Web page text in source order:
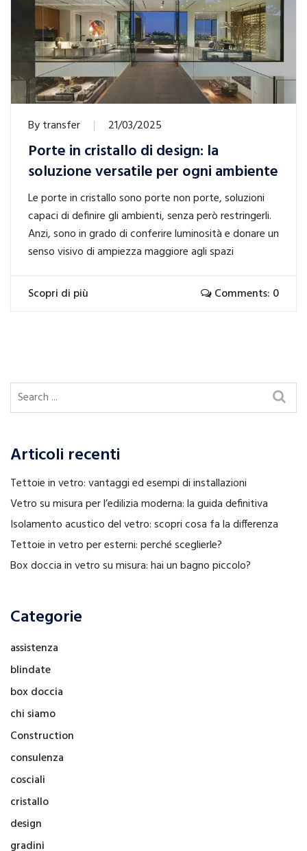
Bytransfer 21/03/2025
Porte in cristallo di design: la
soluzione versatile per ogni ambiente
Le porte in cristallo sono porte non porte, soluzioni
capaci di definire gli ambienti, senza però restringerli.
Anzi, sono in grado di conferire luminosità e donare un
senso visivo di ampiezza maggiore agli spazi
Scopri di più Comments: 0
Articoli recenti
Tettoie in vetro: vantaggi ed esempi di installazioni
Vetro su misura per l’edilizia moderna: la guida definitiva
Isolamento acustico del vetro: scopri cosa fa la differenza
Tettoie in vetro per esterni: perché sceglierle?
Box doccia in vetro su misura: hai un bagno piccolo?
Categorie
assistenza
blindate
box doccia
chi siamo
Construction
consulenza
cosciali
cristallo
design
gradini